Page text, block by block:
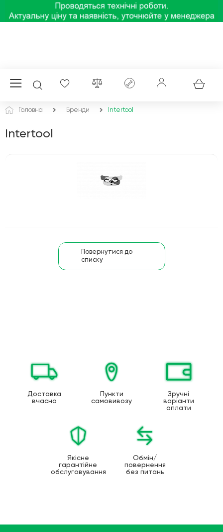
Головна Бренди Intertool
Intertool
Повернутися до
списку
Доставка
вчасно
Пункти
самовивозу
Зручні
варіанти
оплати
Якісне
гарантійне
обслуговування
Обмін/
повернення
без питань